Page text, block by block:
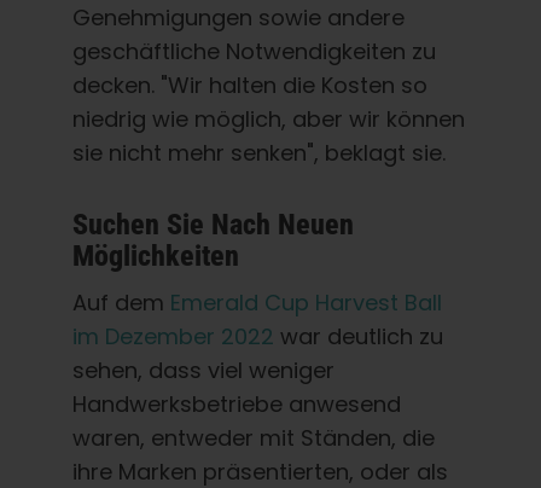
Genehmigungen sowie andere
geschäftliche Notwendigkeiten zu
decken. "Wir halten die Kosten so
niedrig wie möglich, aber wir können
sie nicht mehr senken", beklagt sie.
Suchen Sie Nach Neuen
Möglichkeiten
Auf dem Emerald Cup Harvest Ball
im Dezember 2022 war deutlich zu
sehen, dass viel weniger
Handwerksbetriebe anwesend
waren, entweder mit Ständen, die
ihre Marken präsentierten, oder als